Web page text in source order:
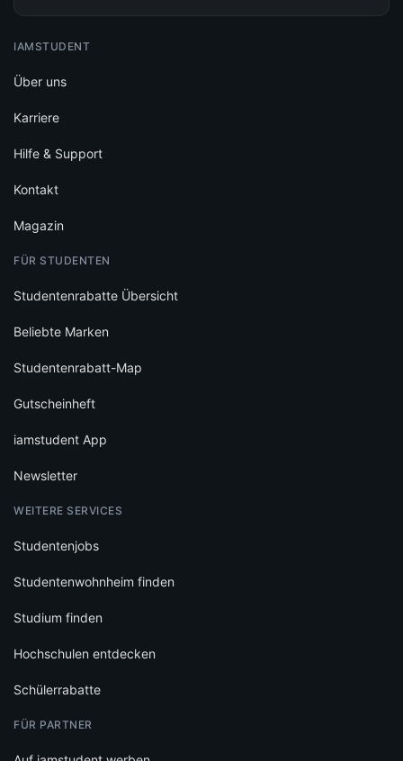
IAMSTUDENT
Über uns
Karriere
Hilfe & Support
Kontakt
Magazin
FÜR STUDENTEN
Studentenrabatte Übersicht
Beliebte Marken
Studentenrabatt-Map
Gutscheinheft
iamstudent App
Newsletter
WEITERE SERVICES
Studentenjobs
Studentenwohnheim finden
Studium finden
Hochschulen entdecken
Schülerrabatte
FÜR PARTNER